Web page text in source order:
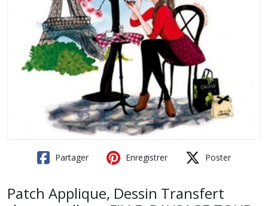
Partager Enregistrer Poster
Patch Applique, Dessin Transfert